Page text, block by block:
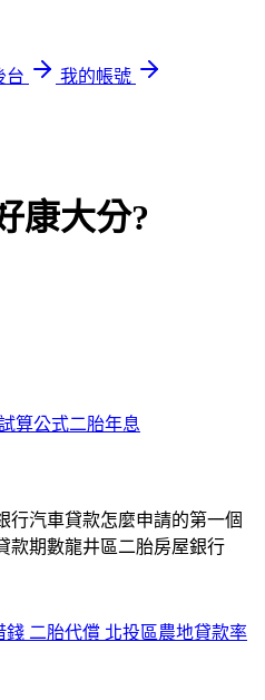
台
我的帳號
康大分?
算公式二胎年息
行汽車貸款怎麼申請的第一個
款期數龍井區二胎房屋銀行
二胎代償 北投區農地貸款率